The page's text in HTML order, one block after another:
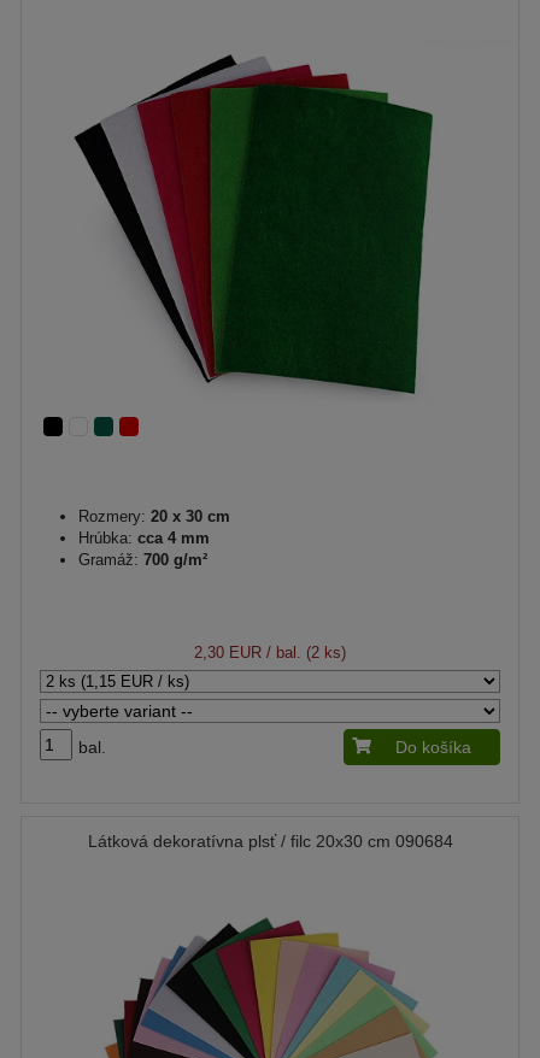
Rozmery: 20 x 30 cm
Hrúbka: cca 4 mm
Gramáž: 700 g/m²
2,30 EUR / bal. (2 ks)
bal. Do košíka
Látková dekoratívna plsť / filc 20x30 cm 090684